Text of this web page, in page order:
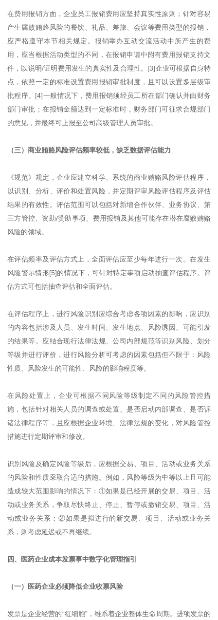
在费用报销方面，企业员工报销费用应坚持真实性原则；针对容易
产生腐败贿赂风险的餐饮、礼品、差旅、会议等费用类型的报销，
应严格遵守本节相关规定。报销举办互动交流活动中所产生的费
用，应当根据活动类型的不同，在报销申请中附有费用报销支持文
件，以说明/证明费用发生的真实性及合理性。[3]企业可根据自身特
点，依照一定的标准设置费用报销审批制度，且可以设置多层级审
批程序。[4]一般情况下，费用报销须经员工所在部门确认并由财务
部门审批；在报销金额达到一定标准时，财务部门可征求合规部门
的意见，并最终可上报至公司高级管理人员审批。
（三）商业贿赂风险评估频率较低，缺乏数据评估能力
《规范》规定，企业应建立科学、系统的商业贿赂风险评估程序，
以识别、分析、评价和处置风险，并定期评审风险评估程序及评估
结果的有效性。评估范围可以包括对新增合作伙伴、业务协议、第
三方管控、资助/赞助事项、费用报销及其他可能存在潜在腐败贿赂
风险的领域。
在评估频率及评估方式上，全面评估应至少每年进行一次。在发生
风险警示情形[5]的情况下，可针对特定事项启动抽查评估程序。评
估方式可包括抽查评估和全面评估。
在评估程序上，进行风险识别应综合考虑各项因素的影响，应识别
的内容包括涉及人员、发生时间、发生地点、风险诱因、可能引发
的结果等。应结合现行法律法规、公司内部规范等识别风险、划分
等级并进行评价，进行风险分析可考虑的因素包括但不限于：风险
性质、风险发生的可能性、风险的影响程度等。
在风险处置上，企业可根据不同风险等级制定不同的风险管控措
施，包括针对相关人员的调查或处置、是否启动内部调查、是否诉
诸法律程序等，且应根据企业环境、法律法规的变化，对风险管控
措施进行定期评审和修改。
识别风险及确定风险等级后，应根据交易、项目、活动或业务关系
的风险和性质采取合适的措施。例如，风险等级为中等以上且可能
造成较大范围影响的情况下：①如果是已经开展的交易、项目、活
动或业务关系，争取尽快终止、停止、暂停或撤销交易、项目、活
动或业务关系；②如果是拟进行的新交易、项目、活动或业务关
系，则考虑延迟或不再继续。
四、医药企业成本发票事中数字化管理指引
（一）医药企业必须降低企业收票风险
发票是企业经营的“红细胞”，维系着企业整体生命周期。进项发票的